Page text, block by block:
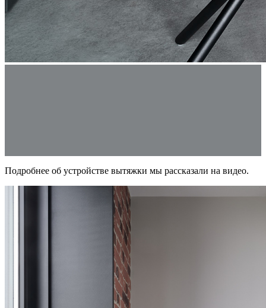
Подробнее об устройстве вытяжки мы рассказали на видео.